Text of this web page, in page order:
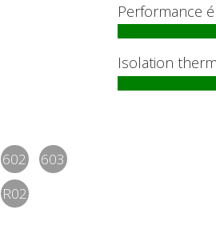
602
603
R02
Performance
Isolation